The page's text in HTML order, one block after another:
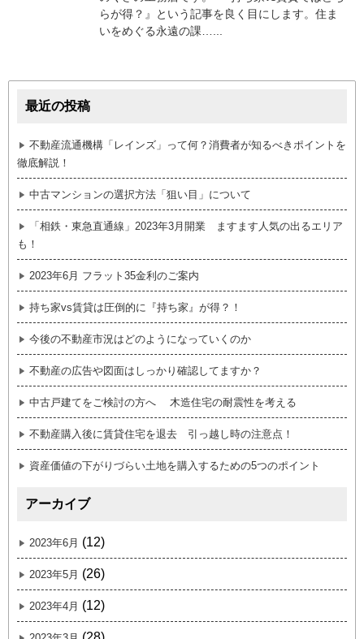
らが得？』という記事を良く目にします。住ま
いをめぐる永遠の課…...
最近の投稿
不動産流通機構「レインズ」って何？消費者が知るべきポイントを
徹底解説！
中古マンションの選択方法「狙い目」について
「相鉄・東急直通線」2023年3月開業 ますます人気の出るエリア
も！
2023年6月 フラット35金利のご案内
持ち家vs賃貸は圧倒的に『持ち家』が得？！
今後の不動産市況はどのようになっていくのか
不動産の広告や図面はしっかり確認してますか？
中古戸建てをご検討の方へ 木造住宅の耐震性を考える
不動産購入後に賃貸住宅を退去 引っ越し時の注意点！
資産価値の下がりづらい土地を購入するための5つのポイント
アーカイブ
2023年6月 (12)
2023年5月 (26)
2023年4月 (12)